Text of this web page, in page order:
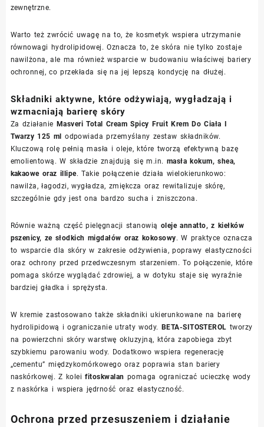
zewnętrzne.
Warto też zwrócić uwagę na to, że kosmetyk wspiera utrzymanie
równowagi hydrolipidowej. Oznacza to, że skóra nie tylko zostaje
nawilżona, ale ma również wsparcie w budowaniu właściwej bariery
ochronnej, co przekłada się na jej lepszą kondycję na dłużej.
Składniki aktywne, które odżywiają, wygładzają i
wzmacniają barierę skóry
Za działanie Masveri Total Cream Spicy Fruit Krem Do Ciała I
Twarzy 125 ml odpowiada przemyślany zestaw składników.
Kluczową rolę pełnią masła i oleje, które tworzą efektywną bazę
emolientową. W składzie znajdują się m.in. masła kokum, shea,
kakaowe oraz illipe. Takie połączenie działa wielokierunkowo:
nawilża, łagodzi, wygładza, zmiękcza oraz rewitalizuje skórę,
szczególnie gdy jest ona bardzo sucha i zniszczona.
Równie ważną część pielęgnacji stanowią oleje annatto, z kiełków
pszenicy, ze słodkich migdałów oraz kokosowy. W praktyce oznacza
to wsparcie dla skóry w zakresie odżywienia, poprawy elastyczności
oraz ochrony przed przedwczesnym starzeniem. To połączenie, które
pomaga skórze wyglądać zdrowiej, a w dotyku staje się wyraźnie
bardziej gładka i sprężysta.
W kremie zastosowano także składniki ukierunkowane na barierę
hydrolipidową i ograniczanie utraty wody. BETA-SITOSTEROL tworzy
na powierzchni skóry warstwę okluzyjną, która zapobiega zbyt
szybkiemu parowaniu wody. Dodatkowo wspiera regenerację
„cementu” międzykomórkowego oraz poprawia stan bariery
naskórkowej. Z koleifitoskwalan pomaga ograniczać ucieczkę wody
z naskórka i wspiera jędrność oraz elastyczność.
Ochrona przed przesuszeniem i działanie